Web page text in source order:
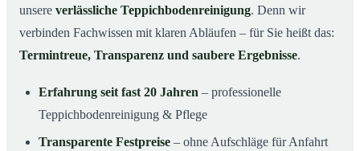
unsere verlässliche Teppichbodenreinigung. Denn wir
verbinden Fachwissen mit klaren Abläufen – für Sie heißt das:
Termintreue, Transparenz und saubere Ergebnisse.
Erfahrung seit fast 20 Jahren – professionelle
Teppichbodenreinigung & Pflege
Transparente Festpreise – ohne Aufschläge für Anfahrt